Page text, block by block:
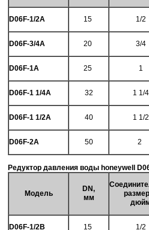
D06F-1/2A 15 1/2
D06F-3/4A 20 3/4
D06F-1A 25 1
D06F-1 1/4A 32 1 1/4
D06F-1 1/2A 40 1 1/2
D06F-2A 50 2
Редуктор давления воды honeywell
Модель
DN,
мм
D06F-1/2B 15 1/2